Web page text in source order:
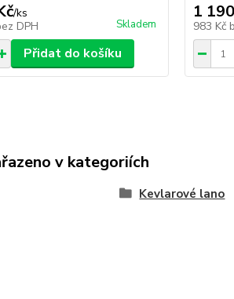
/ks
DPH Skladem
Přidat do košíku
1
983 Kč
v kategoriích
Kevlarové lano